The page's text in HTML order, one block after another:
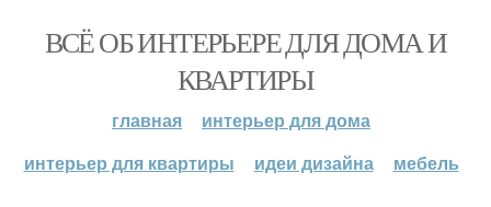
ВСЁ ОБ ИНТЕРЬЕРЕ ДЛЯ ДОМА И
КВАРТИРЫ
главная
интерьер для дома
интерьер для квартиры
идеи дизайна мебель